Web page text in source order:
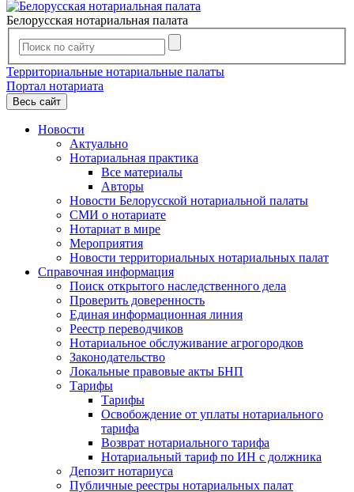
Белорусская нотариальная палата
Территориальные нотариальные палаты
Портал нотариата
Весь сайт
Новости
Актуально
Нотариальная практика
Все материалы
Авторы
Новости Белорусской нотариальной палаты
СМИ о нотариате
Нотариат в мире
Мероприятия
Новости территориальных нотариальных палат
Справочная информация
Поиск открытого наследственного дела
Проверить доверенность
Единая информационная линия
Реестр переводчиков
Нотариальное обслуживание агрогородков
Законодательство
Локальные правовые акты БНП
Тарифы
Тарифы
Освобождение от уплаты нотариального
тарифа
Возврат нотариального тарифа
Нотариальный тариф по ИН с должника
Депозит нотариуса
Публичные реестры нотариальных палат